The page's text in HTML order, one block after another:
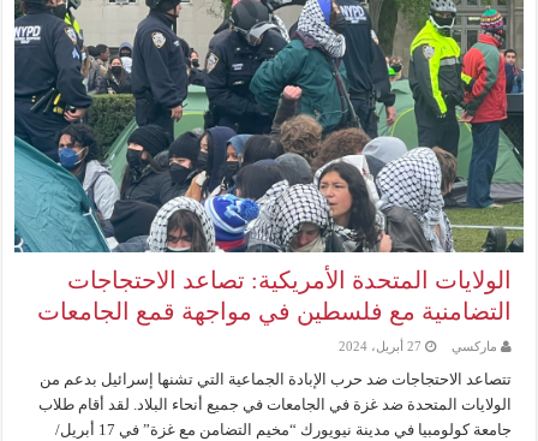
الولايات المتحدة الأمريكية: تصاعد الاحتجاجات
التضامنية مع فلسطين في مواجهة قمع الجامعات
ماركسي 27 أبريل، 2024
تتصاعد الاحتجاجات ضد حرب الإبادة الجماعية التي تشنها إسرائيل بدعم من
الولايات المتحدة ضد غزة في الجامعات في جميع أنحاء البلاد. لقد أقام طلاب
جامعة كولومبيا في مدينة نيويورك “مخيم التضامن مع غزة” في 17 أبريل/